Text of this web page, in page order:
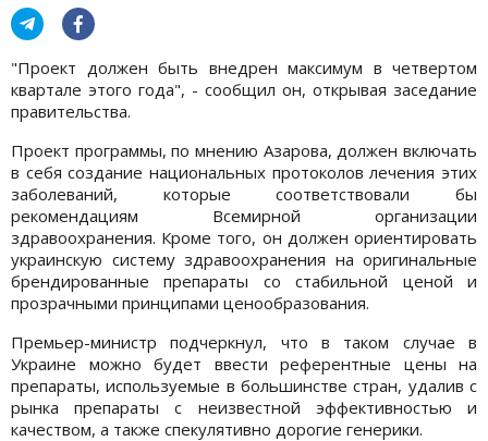
"Проект должен быть внедрен максимум в четвертом
квартале этого года", - сообщил он, открывая заседание
правительства.
Проект программы, по мнению Азарова, должен включать
в себя создание национальных протоколов лечения этих
заболеваний, которые соответствовали бы
рекомендациям Всемирной организации
здравоохранения. Кроме того, он должен ориентировать
украинскую систему здравоохранения на оригинальные
брендированные препараты со стабильной ценой и
прозрачными принципами ценообразования.
Премьер-министр подчеркнул, что в таком случае в
Украине можно будет ввести референтные цены на
препараты, используемые в большинстве стран, удалив с
рынка препараты с неизвестной эффективностью и
качеством, а также спекулятивно дорогие генерики.